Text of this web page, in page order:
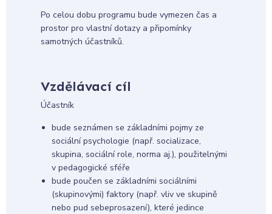
Po celou dobu programu bude vymezen čas a
prostor pro vlastní dotazy a připomínky
samotných účastníků.
Vzdělávací cíl
Účastník
bude seznámen se základními pojmy ze
sociální psychologie (např. socializace,
skupina, sociální role, norma aj.), použitelnými
v pedagogické sféře
bude poučen se základními sociálními
(skupinovými) faktory (např. vliv ve skupině
nebo pud sebeprosazení), které jedince